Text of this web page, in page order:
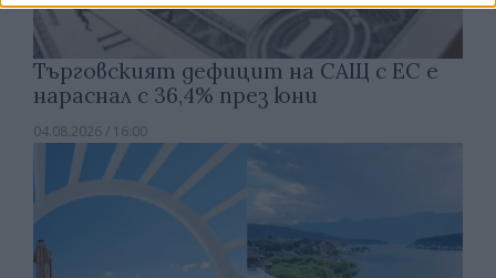
Търговският дефицит на САЩ с ЕС е
нараснал с 36,4% през юни
04.08.2026 / 16:00